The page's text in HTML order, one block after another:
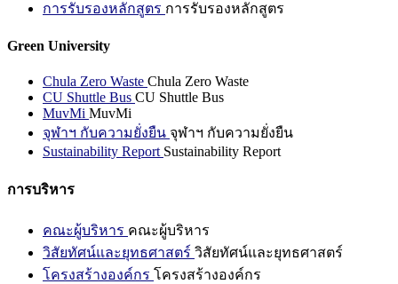
การรับรองหลักสูตร การรับรองหลักสูตร
Green University
Chula Zero Waste Chula Zero Waste
CU Shuttle Bus CU Shuttle Bus
MuvMi MuvMi
จุฬาฯ กับความยั่งยืน จุฬาฯ กับความยั่งยืน
Sustainability Report Sustainability Report
การบริหาร
คณะผู้บริหาร คณะผู้บริหาร
วิสัยทัศน์และยุทธศาสตร์ วิสัยทัศน์และยุทธศาสตร์
โครงสร้างองค์กร โครงสร้างองค์กร